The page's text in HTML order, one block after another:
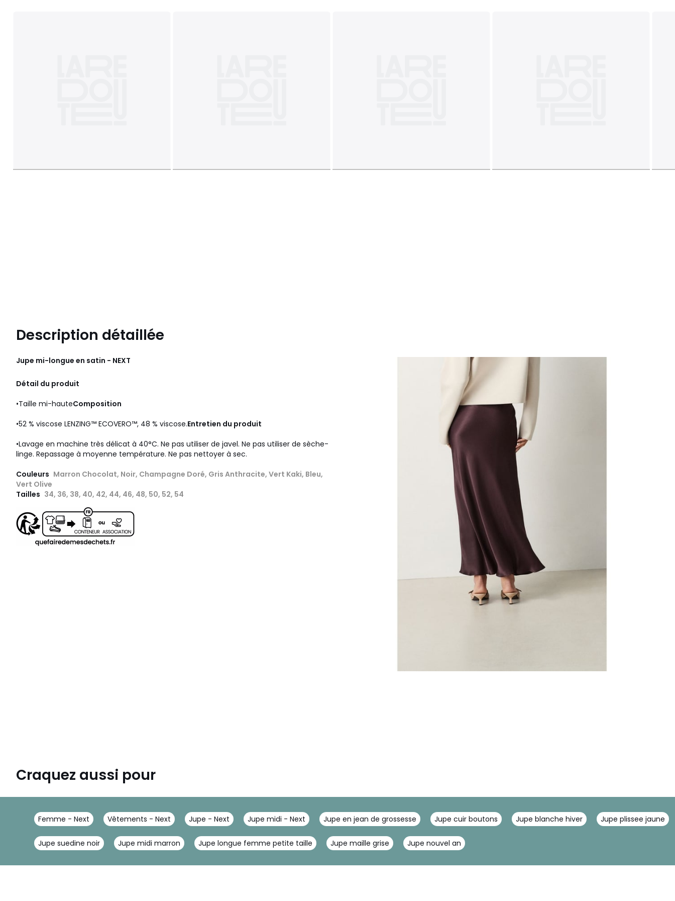
Description détaillée
Jupe mi-longue en satin - NEXT
Détail du produit
•Taille mi-hauteComposition
•52 % viscose LENZING™ ECOVERO™, 48 % viscose.Entretien du produit
•Lavage en machine très délicat à 40°C. Ne pas utiliser de javel. Ne pas utiliser de sèche-
linge. Repassage à moyenne température. Ne pas nettoyer à sec.
Couleurs Marron Chocolat, Noir, Champagne Doré, Gris Anthracite, Vert Kaki, Bleu,
Vert Olive
Tailles 34, 36, 38, 40, 42, 44, 46, 48, 50, 52, 54
Craquez aussi pour
Femme - Next Vêtements - Next Jupe - Next Jupe midi - Next Jupe en jean de grossesse Jupe cuir boutons Jupe blanche hiver Jupe plissee jaune
Jupe suedine noir Jupe midi marron Jupe longue femme petite taille Jupe maille grise Jupe nouvel an